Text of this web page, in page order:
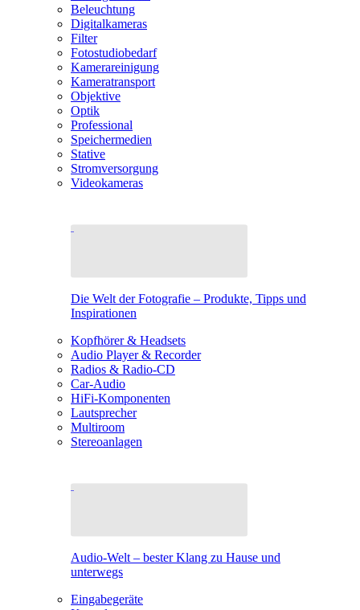
Beleuchtung
Digitalkameras
Filter
Fotostudiobedarf
Kamerareinigung
Kameratransport
Objektive
Optik
Professional
Speichermedien
Stative
Stromversorgung
Videokameras
Die Welt der Fotografie – Produkte, Tipps und
Inspirationen
Kopfhörer & Headsets
Audio Player & Recorder
Radios & Radio-CD
Car-Audio
HiFi-Komponenten
Lautsprecher
Multiroom
Stereoanlagen
Audio-Welt – bester Klang zu Hause und
unterwegs
Eingabegeräte